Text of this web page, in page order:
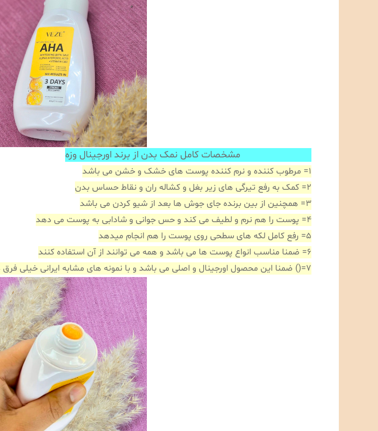
مشخصات کامل نمک بدن از برند اورجینال وزه
1= مرطوب کننده و نرم کننده پوست های خشک و خشن می باشد
2= کمک به رفع تیرگی های زیر بغل و کشاله ران و نقاط حساس بدن
3= همچنین از بین برنده جای جوش ها بعد از شیو کردن می باشد
4= پوست را هم نرم و لطیف می کند و حس جوانی و شادابی به پوست می دهد
5= رفع کامل لکه های سطحی روی پوست را هم انجام میدهد
6= ضمنا مناسب انواع پوست ها می باشد و همه می توانند از آن استفاده کنند
7=() ضمنا این محصول اورجینال و اصلی می باشد و با نمونه های مشابه ایرانی خیلی فرق دارد